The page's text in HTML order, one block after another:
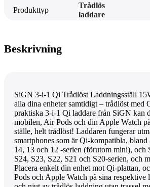
Produkttyp
Trådlös
laddare
Beskrivning
SiGN 3-i-1 Qi Trådlöst Laddningsställ
alla dina enheter samtidigt – trådlöst med
praktiska 3-i-1 Qi laddare från SiGN kan
mobilen, Air Pods och din Apple Watch
ställe, helt trådlöst! Laddaren fungerar
smartphones som är Qi-kompatibla, bland
14, 13 och 12 -serien (förutom mini), och
S24, S23, S22, S21 och S20-serien, och
Placera enkelt din enhet mot Qi-plattan,
Pods och Apple Watch på sina respektive